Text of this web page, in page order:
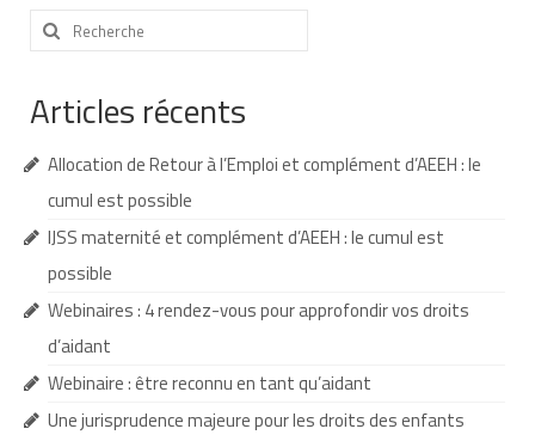
Projet de vie
Taux de handicap et carte d’invalidité
Demande d’orientation
Demande d’AVS
Autres aides financières
Aides municipales
Aides destinées aux fonctionnaires
Aides pour les salariés du privé
Rechercher
:
Articles récents
Allocation de Retour à l’Emploi et complément d’AEEH : le
cumul est possible
IJSS maternité et complément d’AEEH : le cumul est
possible
Webinaires : 4 rendez-vous pour approfondir vos droits
d’aidant
Webinaire : être reconnu en tant qu’aidant
Une jurisprudence majeure pour les droits des enfants